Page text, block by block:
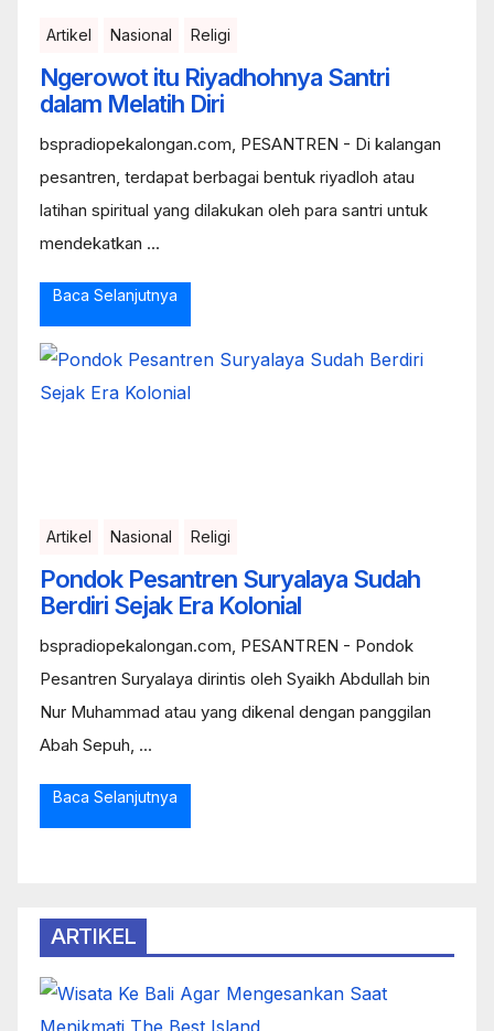
Artikel Nasional Religi
Ngerowot itu Riyadhohnya Santri
dalam Melatih Diri
bspradiopekalongan.com, PESANTREN - Di kalangan
pesantren, terdapat berbagai bentuk riyadloh atau
latihan spiritual yang dilakukan oleh para santri untuk
mendekatkan ...
Baca Selanjutnya
Artikel Nasional Religi
Pondok Pesantren Suryalaya Sudah
Berdiri Sejak Era Kolonial
bspradiopekalongan.com, PESANTREN - Pondok
Pesantren Suryalaya dirintis oleh Syaikh Abdullah bin
Nur Muhammad atau yang dikenal dengan panggilan
Abah Sepuh, ...
Baca Selanjutnya
ARTIKEL